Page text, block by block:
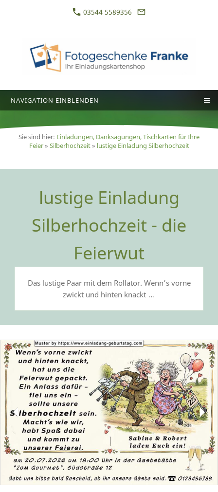
03544 5589356
NAVIGATION EINBLENDEN
Sie sind hier: Einladungen, Danksagungen, Tischkarten für Ihre
Feier» Silberhochzeit» lustige Einladung Silberhochzeit
lustige Einladung
Silberhochzeit - die
Feierwut
Das lustige Paar mit dem Rollator. Wenn’s vorne
zwickt und hinten knackt …